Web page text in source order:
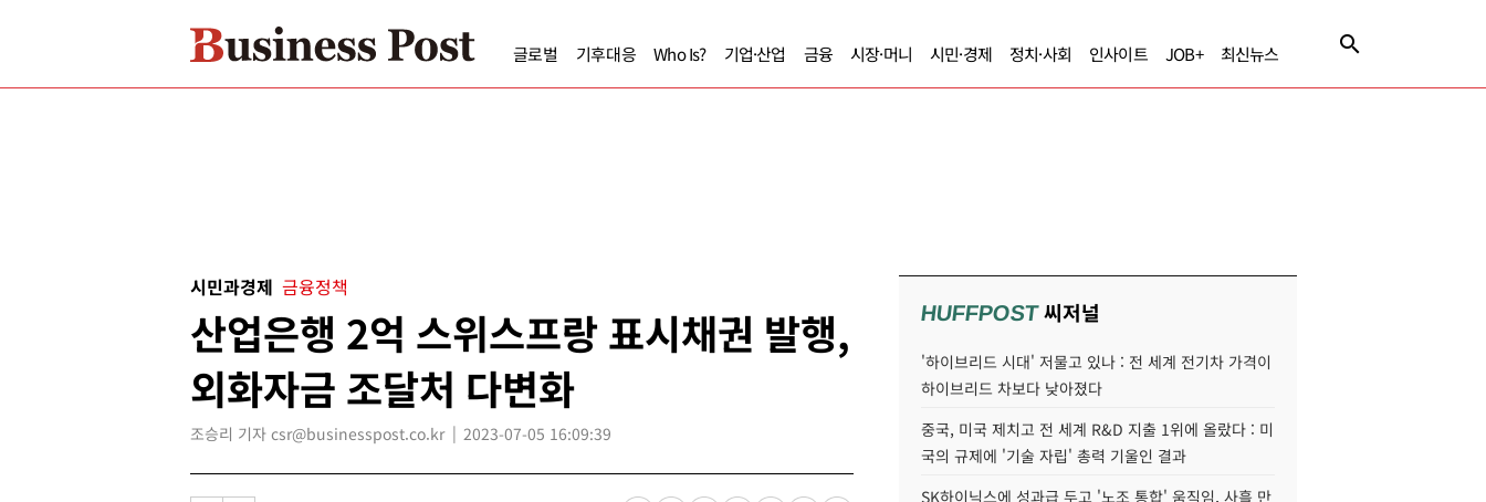
글로벌 기후대응 Who Is? 기업·산업 금융 시장·머니 시민·경제 정치·사회 인사이트 JOB+ 최신뉴스
시민과경제 금융정책
산업은행 2억 스위스프랑 표시채권 발행,
외화자금 조달처 다변화
조승리 기자 csr@businesspost.co.kr 2023-07-05 16:09:39
HUFFPOST씨저널
'하이브리드 시대' 저물고 있나 : 전 세계 전기차 가격이
하이브리드 차보다 낮아졌다
중국, 미국 제치고 전 세계 R&D 지출 1위에 올랐다 : 미
국의 규제에 '기술 자립' 총력 기울인 결과
SK하이닉스에 성과급 두고 '노조 통합' 움직임, 사흘 만